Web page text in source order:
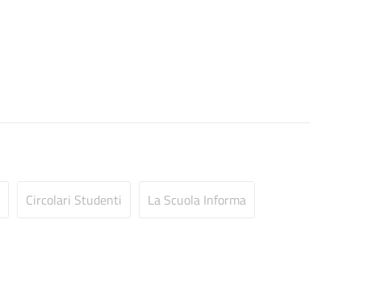
Circolari Studenti La Scuola Informa